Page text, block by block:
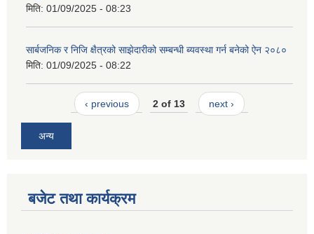
मिति: 01/09/2025 - 08:23
सार्बजनिक र निजि क्षैत्रको साझेदारीको सम्बन्धी ब्यवस्था गर्न बनेको ऐन २०८०
मिति: 01/09/2025 - 08:22
‹ previous 2 of 13 next ›
अन्य
बजेट तथा कार्यक्रम